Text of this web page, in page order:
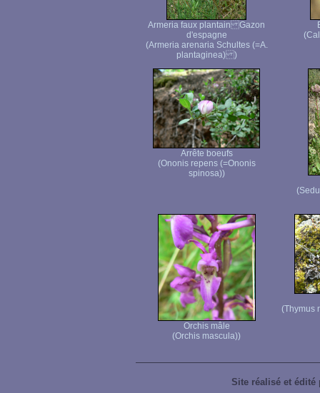
Armeria faux plantain Gazon
d'espagne
(Armeria arenaria Schultes (=A.
plantaginea) )
Arrête boeufs
(Ononis repens (=Ononis
spinosa))
Orchis mâle
(Orchis mascula))
(Thymus
Site réalisé et édité